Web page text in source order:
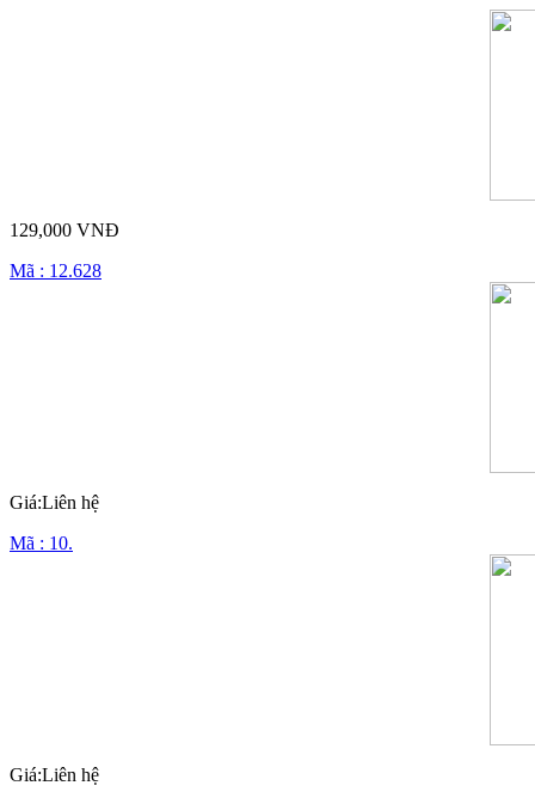
129,000 VNĐ
Mã : 12.628
Giá:Liên hệ
Mã : 10.
Giá:Liên hệ